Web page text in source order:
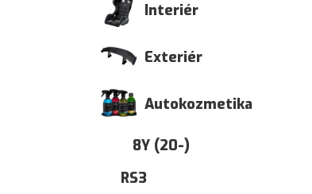
Interiér
Exteriér
Autokozmetika
8Y (20-)
RS3